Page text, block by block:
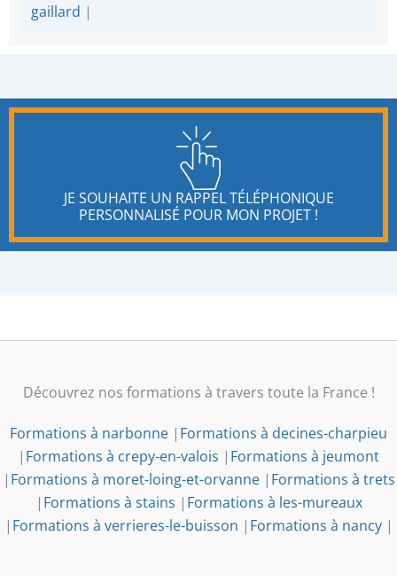
gaillard |
JE SOUHAITE UN RAPPEL TÉLÉPHONIQUE
PERSONNALISÉ POUR MON PROJET !
Découvrez nos formations à travers toute la France !
Formations à narbonne | Formations à decines-charpieu
| Formations à crepy-en-valois | Formations à jeumont
| Formations à moret-loing-et-orvanne| Formations à trets
| Formations à stains | Formations à les-mureaux
| Formations à verrieres-le-buisson | Formations à nancy|